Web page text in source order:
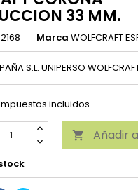
33 MM.
Marca WOLFCRAFT
S.L. UNIPERSO
incluidos
 Añadir